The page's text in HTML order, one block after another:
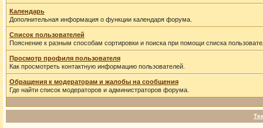
Календарь
Дополнительная информация о функции календаря форума.
Список пользователей
Пояснение к разным способам сортировки и поиска при помощи списка
Просмотр профиля пользователя
Как просмотреть контактную информацию пользователей.
Обращения к модераторам и жалобы на сообщения
Где найти список модераторов и администраторов форума.